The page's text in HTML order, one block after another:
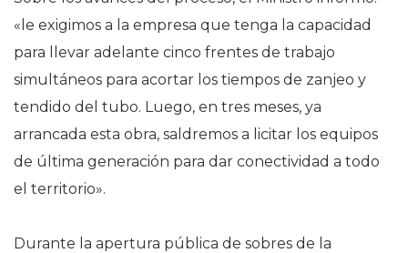
«le exigimos a la empresa que tenga la capacidad
para llevar adelante cinco frentes de trabajo
simultáneos para acortar los tiempos de zanjeo y
tendido del tubo. Luego, en tres meses, ya
arrancada esta obra, saldremos a licitar los equipos
de última generación para dar conectividad a todo
el territorio».
Durante la apertura pública de sobres de la